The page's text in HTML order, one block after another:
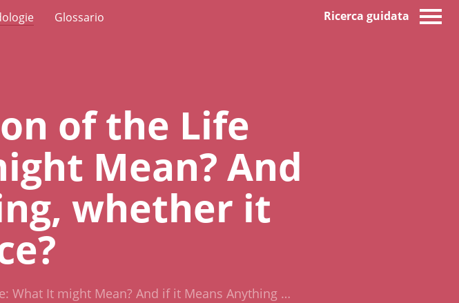
Glossario Ricerca guidata
of the Life
Mean? And
whether it
What It might Mean? And if it Means Anything …